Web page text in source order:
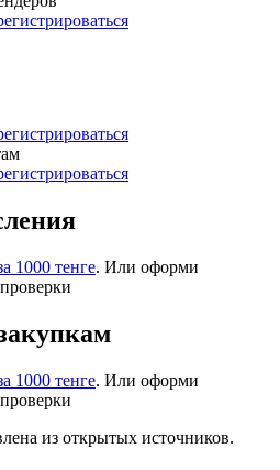
1000 тенге. Или оформи
1000 тенге. Или оформи
из открытых источников.